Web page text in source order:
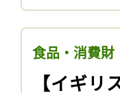
食品・消費財
【イギ